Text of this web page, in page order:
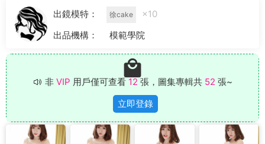
出鏡模特： 徐cake
×10
出品機構：
模範學院
非 VIP 用戶僅可查看 12 張，圖集專輯共 52 張~
立即登錄